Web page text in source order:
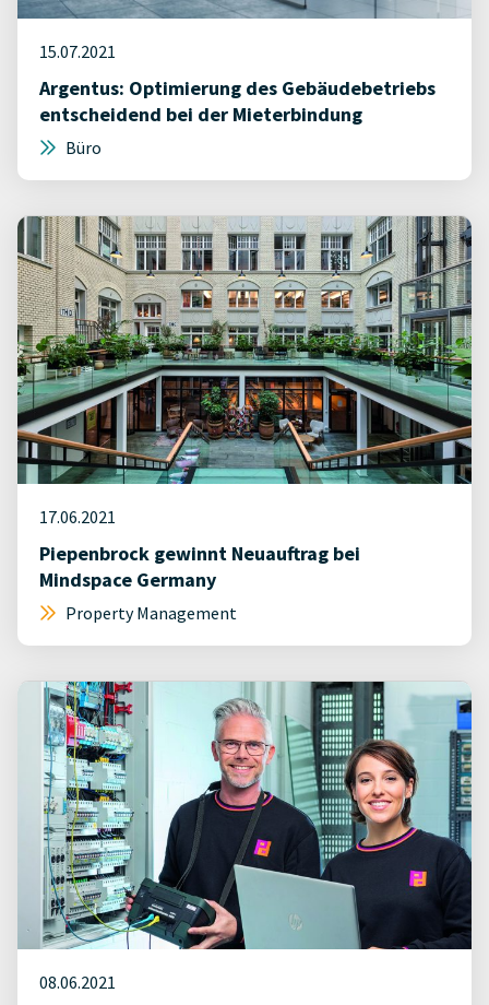
15.07.2021
Argentus: Optimierung des Gebäudebetriebs
entscheidend bei der Mieterbindung
Büro
17.06.2021
Piepenbrock gewinnt Neuauftrag bei
Mindspace Germany
Property Management
08.06.2021